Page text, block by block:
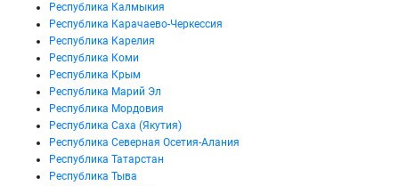
Республика Калмыкия
Республика Карачаево-Черкессия
Республика Карелия
Республика Коми
Республика Крым
Республика Марий Эл
Республика Мордовия
Республика Саха (Якутия)
Республика Северная Осетия-Алания
Республика Татарстан
Республика Тыва